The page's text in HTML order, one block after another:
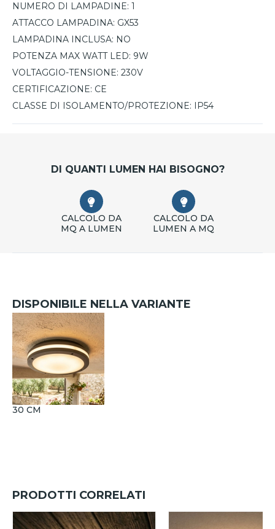
NUMERO DI LAMPADINE: 1
ATTACCO LAMPADINA: GX53
LAMPADINA INCLUSA: NO
POTENZA MAX WATT LED: 9W
VOLTAGGIO-TENSIONE: 230V
CERTIFICAZIONE: CE
CLASSE DI ISOLAMENTO/PROTEZIONE:
IP54
DI QUANTI LUMEN HAI BISOGNO?
CALCOLO DA
MQ A LUMEN
CALCOLO DA
LUMEN A MQ
DISPONIBILE NELLA VARIANTE
30 CM
PRODOTTI CORRELATI